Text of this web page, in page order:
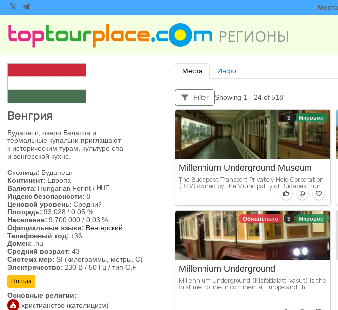
Места
РЕГИОНЫ
Венгрия
Будапешт, озеро Балатон и
термальные купальни приглашают
к историческим турам, культуре спа
и венгерской кухне.
Столица: Будапешт
Континент: Европа
Валюта: Hungarian Forint / HUF
Индекс безопасности: 8
Ценовой уровень: Средний
Площадь: 93,028 / 0.05 %
Население: 9,700,000 / 0.03 %
Официальные языки: Венгерский
Телефонный код: +36
Домен: .hu
Средний возраст: 43
Система мер: SI (килограммы, метры, C)
Электричество: 230 В / 50 Гц / тип C,F
Погода
Основные религии:
христианство (католицизм)
Места Инфо
Filter Showing 1 - 24 of 518
$ Мировое
Millennium Underground Museum
The Budapest Transport Privately Held Corporation
(BKV) owned by the Municipality of Budapest run...
Обязательно $ Мировое
Millennium Underground
Millennium Underground (Kisföldalatti vasút) is the
first metro line in continental Europe and th...